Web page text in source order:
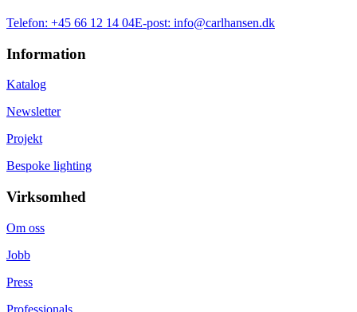
Telefon: +45 66 12 14 04E-post: info@carlhansen.dk
Information
Katalog
Newsletter
Projekt
Bespoke lighting
Virksomhed
Om oss
Jobb
Press
Professionals